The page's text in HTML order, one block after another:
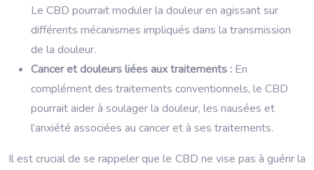
Le CBD pourrait moduler la douleur en agissant sur
différents mécanismes impliqués dans la transmission
de la douleur.
Cancer et douleurs liées aux traitements : En
complément des traitements conventionnels, le CBD
pourrait aider à soulager la douleur, les nausées et
l’anxiété associées au cancer et à ses traitements.
Il est crucial de se rappeler que le CBD ne vise pas à guérir la